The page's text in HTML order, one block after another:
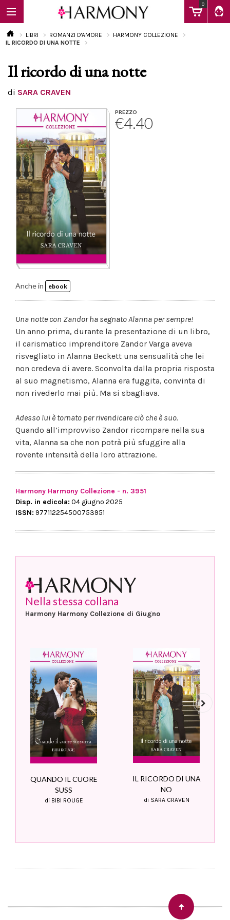
0
EBOOK
Calendario
FAQ
LIBRI ROMANZI D'AMORE
HARMONY COLLEZIONE
IL RICORDO DI UNA NOTTE
Il ricordo di una notte
di SARA CRAVEN
PREZZO
€4.40
Anche in ebook
Una notte con Zandor ha segnato Alanna per sempre!
Un anno prima, durante la presentazione di un libro,
il carismatico imprenditore Zandor Varga aveva
risvegliato in Alanna Beckett una sensualità che lei
non credeva di avere. Sconvolta dalla propria risposta
al suo magnetismo, Alanna era fuggita, convinta di
non rivederlo mai più. Ma si sbagliava.
Adesso lui è tornato per rivendicare ciò che è suo.
Quando all’improvviso Zandor ricompare nella sua
vita, Alanna sa che non potrà più sfuggire alla
rovente intensità della loro attrazione.
Harmony Harmony Collezione - n. 3951
Disp. in edicola: 04 giugno 2025
ISSN: 977112254500753951
Nella stessa collana
Harmony Harmony Collezione di Giugno
QUANDO IL CUORE
SUSS
di BIBI ROUGE
IL RICORDO DI UNA
NO
di SARA CRAVEN
Next